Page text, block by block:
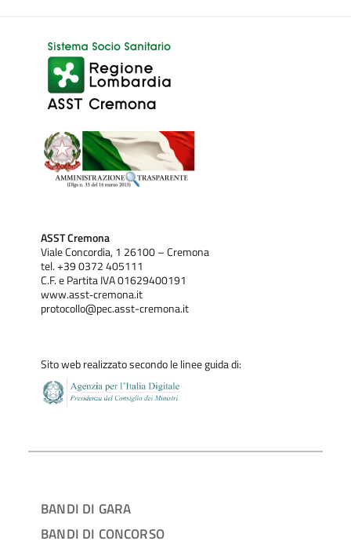
ASST Cremona
Viale Concordia, 1 26100 – Cremona
tel. +39 0372 405111
C.F. e Partita IVA 01629400191
www.asst‐cremona.it
protocollo@pec.asst-cremona.it
Sito web realizzato secondo le linee guida di:
BANDI DI GARA
BANDI DI CONCORSO